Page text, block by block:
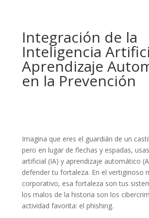
Integración de la
Inteligencia
Aprendizaje
en la Prevención
Imagina que eres el guardián de un
pero en lugar de flechas y espadas,
artificial (IA) y aprendizaje automático
defender tu fortaleza. En el vertiginoso
corporativo, esa fortaleza son tus
los malos de la historia son los
actividad favorita: el phishing.